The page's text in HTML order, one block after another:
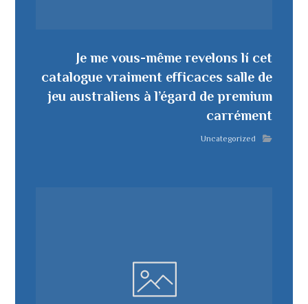
Je me vous-même revelons lí cet
catalogue vraiment efficaces salle de
jeu australiens à l’égard de premium
carrément
Uncategorized